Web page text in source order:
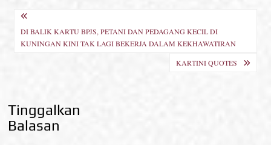
Navigasi
pos
DI BALIK KARTU BPJS, PETANI DAN PEDAGANG KECIL DI
KUNINGAN KINI TAK LAGI BEKERJA DALAM KEKHAWATIRAN
KARTINI QUOTES
Tinggalkan
Balasan